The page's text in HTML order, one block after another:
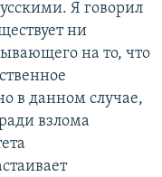
Я говорил
ни
на то, что
в данном случае,
взлома